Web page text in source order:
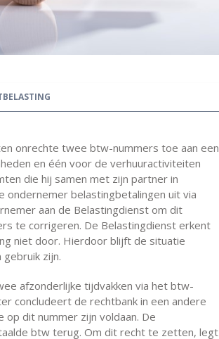
onrechte twee btw-nummers toe aan een
en één voor de verhuuractiviteiten
die hij samen met zijn partner in
belastingbetalingen uit via
aan de Belastingdienst om dit
te corrigeren. De Belastingdienst erkent
niet door. Hierdoor blijft de situatie
zijn.
afzonderlijke tijdvakken via het btw-
concludeert de rechtbank in een andere
dit nummer zijn voldaan. De
btw terug. Om dit recht te zetten, legt